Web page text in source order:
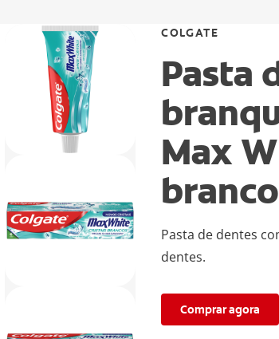
COLGATE
Pasta
Max
Pasta de dentes
dentes.
Comprar agora